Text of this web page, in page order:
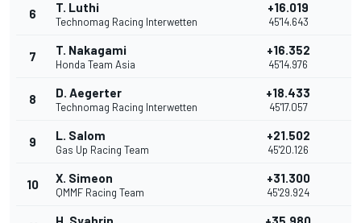
6 T. Luthi
Technomag Racing Interwetten
+16.019
45'14.643
7 T. Nakagami
Honda Team Asia
+16.352
45'14.976
8 D. Aegerter
Technomag Racing Interwetten
+18.433
45'17.057
9 L. Salom
Gas Up Racing Team
+21.502
45'20.126
10 X. Simeon
QMMF Racing Team
+31.300
45'29.924